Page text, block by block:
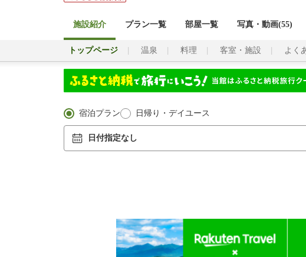
施設紹介 プラン一覧 部屋一覧 写真・動画(55)
トップページ 温泉 料理 客室・施設 よく
宿泊プラン 日帰り・デイユース
日付指定なし